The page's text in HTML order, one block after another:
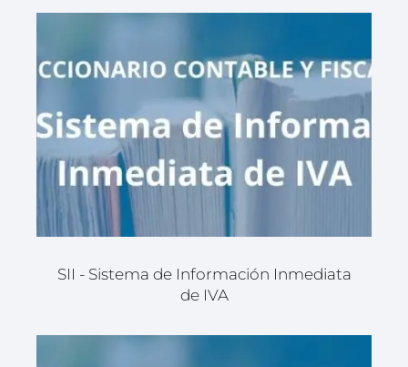
SII - Sistema de Información Inmediata
de IVA